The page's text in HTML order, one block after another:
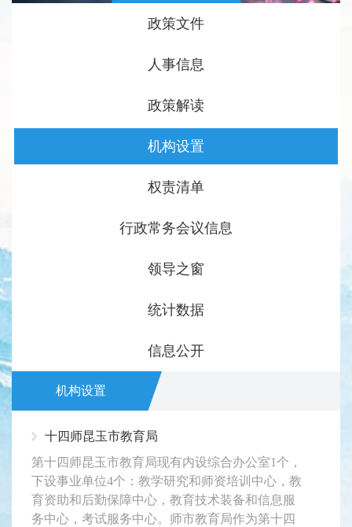
政策文件
人事信息
政策解读
机构设置
权责清单
行政常务会议信息
领导之窗
统计数据
信息公开
机构设置
十四师昆玉市教育局
第十四师昆玉市教育局现有内设综合办公室1个，
下设事业单位4个：教学研究和师资培训中心，教
育资助和后勤保障中心，教育技术装备和信息服
务中心，考试服务中心。师市教育局作为第十四